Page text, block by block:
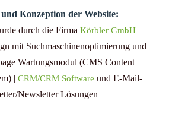
Konzeption der Website:
durch die Firma Körbler GmbH
mit Suchmaschinenoptimierung und
Wartungsmodul (CMS Content
| CRM/CRM Software und E-Mail-
Newsletter Lösungen